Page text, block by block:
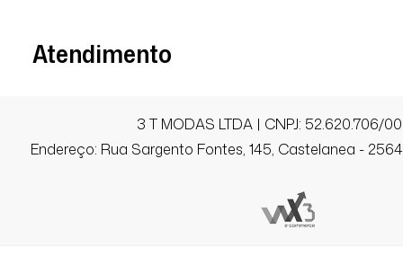
Atendimento
3 T MODAS LTDA | CNPJ: 52.620.706/
Endereço: Rua Sargento Fontes, 145, Castelanea -